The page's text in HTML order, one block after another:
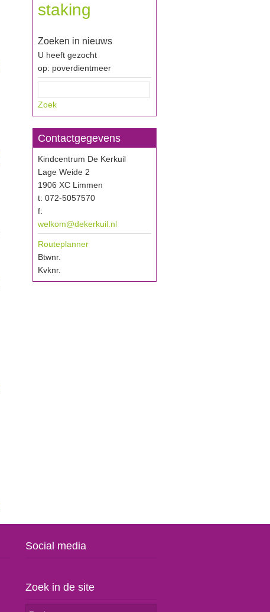
staking
Zoeken in nieuws
U heeft gezocht
op: poverdientmeer
Zoek
Contactgegevens
Kindcentrum De Kerkuil
Lage Weide 2
1906 XC Limmen
t: 072-5057570
f:
welkom@dekerkuil.nl
Routeplanner
Btwnr.
Kvknr.
Social media
Zoek in de site